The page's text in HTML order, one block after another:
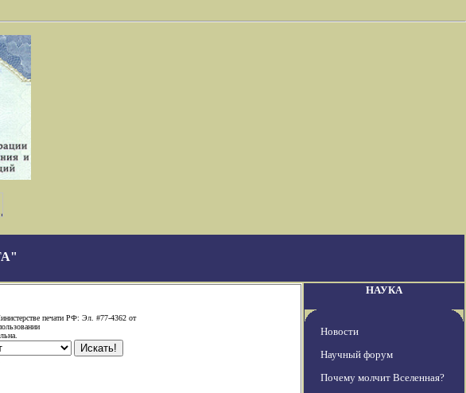
печати РФ: Эл. #77-4362 от
НАУКА
Новости
Научный форум
Почему молчит Вселенная?